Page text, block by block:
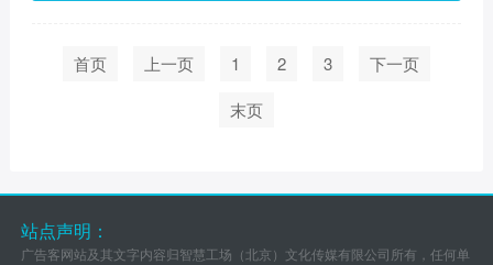
首页 上一页 1 2 3
下一页
末页
站点声明：
广告客网站及其文字内容归智慧工场（北京）文化传媒有限公司所有，任何单